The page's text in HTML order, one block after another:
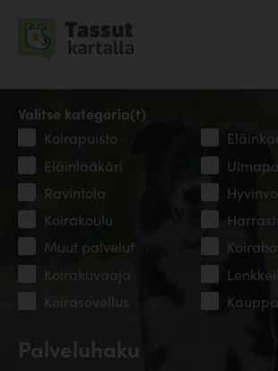
Palveluhaku
Valitse kategoria(t)
Koirapuisto
Eläinlääkäri
Ravintola
Koirakoulu
Muut palvelut
Koirakuvaaja
Koirasovellus
Kauppa